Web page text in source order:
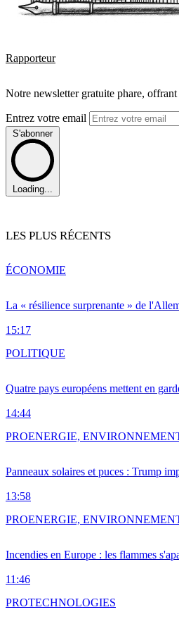
Rapporteur
Notre newsletter gratuite phare, offrant
Entrez votre email
S'abonner
Loading...
LES PLUS RÉCENTS
La « résilience surprenante » de
15:17
ÉCONOMIE
Quatre pays européens mettent en
14:44
POLITIQUE
Panneaux solaires et puces : Trump
13:58
PROENERGIE,
Incendies en Europe : les flammes
11:46
PROENERGIE,
PROTECHNOLOGIES